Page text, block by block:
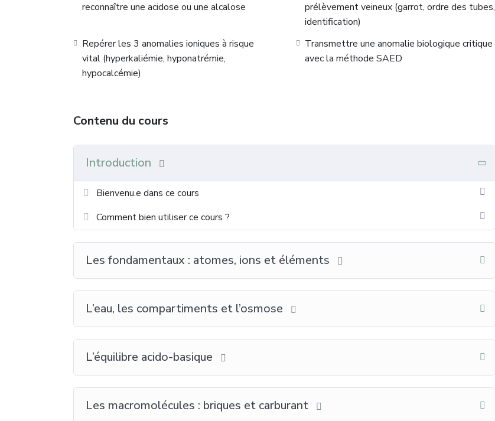
reconnaître une acidose ou une alcalose
prélèvement veineux (garrot, ordre des tubes,
identification)
Repérer les 3 anomalies ioniques à risque
vital (hyperkaliémie, hyponatrémie,
hypocalcémie)
Transmettre une anomalie biologique critique
avec la méthode SAED
Contenu du cours
Introduction
Bienvenu.e dans ce cours
Comment bien utiliser ce cours ?
Les fondamentaux : atomes, ions et éléments
L’eau, les compartiments et l’osmose
L’équilibre acido-basique
Les macromolécules : briques et carburant